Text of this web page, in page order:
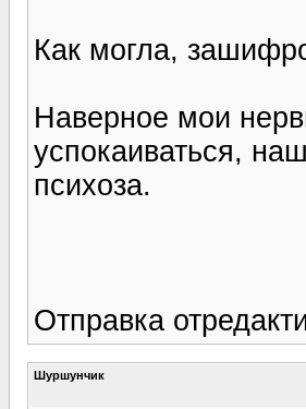
Как могла,
Наверное мои
успокаиваться,
психоза.
Отправка
Шуршунчик